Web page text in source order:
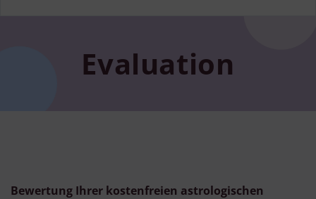
Evaluation
Bewertung Ihrer kostenfreien astrologischen